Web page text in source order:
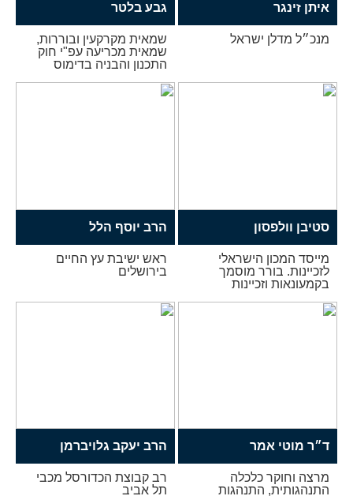
איתן זינגר
מנכ״ל מדלן ישראל
גבע בלטר
שמאית מקרקעין ובוררות,
שמאית מכריעה עפ"י חוק
התכנון והבניה בדימוס
סטיבן וולפסון
מייסד המכון הישראלי
לזכיינות. בורר מוסמך
בקמעונאות וזכיינות
הרב יוסף הלל
ראש ישיבת עץ החיים
בירושלים
ד״ר מוטי אמר
מרצה וחוקר כלכלה
התנהגותית, התנהגות
הרב יעקב גלויברמן
רב קבוצת הכדורסל מכבי
תל אביב